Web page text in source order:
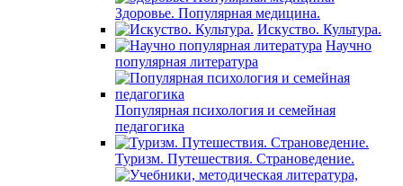
Здоровье. Популярная медицина.
Искуство. Культура.
Научно
популярная литература
Популярная психология и семейная
педагогика
Туризм. Путешествия. Страноведение.